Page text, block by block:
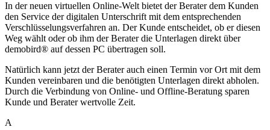
In der neuen virtuellen Online-Welt bietet der Berater dem Kunden
den Service der digitalen Unterschrift mit dem entsprechenden
Verschlüsselungsverfahren an. Der Kunde entscheidet, ob er diesen
Weg wählt oder ob ihm der Berater die Unterlagen direkt über
demobird® auf dessen PC übertragen soll.
Natürlich kann jetzt der Berater auch einen Termin vor Ort mit dem
Kunden vereinbaren und die benötigten Unterlagen direkt abholen.
Durch die Verbindung von Online- und Offline-Beratung sparen
Kunde und Berater wertvolle Zeit.
A